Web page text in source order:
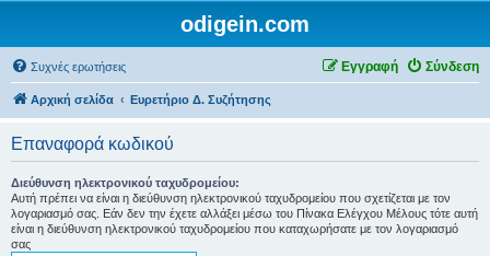
odigein.com
Συχνές ερωτήσεις Σύνδεση
Εγγραφή
Αρχική σελίδα Ευρετήριο Δ. Συζήτησης
Επαναφορά κωδικού
Διεύθυνση ηλεκτρονικού ταχυδρομείου:
Αυτή πρέπει να είναι η διεύθυνση ηλεκτρονικού ταχυδρομείου που σχετίζεται με τον
λογαριασμό σας. Εάν δεν την έχετε αλλάξει μέσω του Πίνακα Ελέγχου Μέλους τότε αυτή
είναι η διεύθυνση ηλεκτρονικού ταχυδρομείου που καταχωρήσατε με τον λογαριασμό
σας